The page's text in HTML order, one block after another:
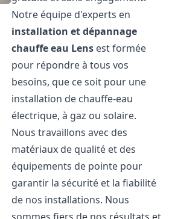
Notre équipe d'experts en
installation et dépannage
chauffe eau Lens est formée
pour répondre à tous vos
besoins, que ce soit pour une
installation de chauffe-eau
électrique, à gaz ou solaire.
Nous travaillons avec des
matériaux de qualité et des
équipements de pointe pour
garantir la sécurité et la fiabilité
de nos installations. Nous